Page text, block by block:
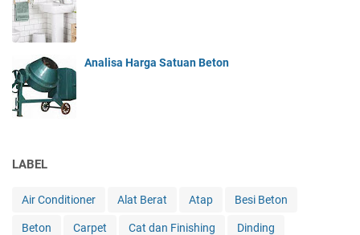
Analisa Harga Satuan Beton
LABEL
Air Conditioner Alat Berat Atap Besi Beton
Beton Carpet Cat dan Finishing Dinding